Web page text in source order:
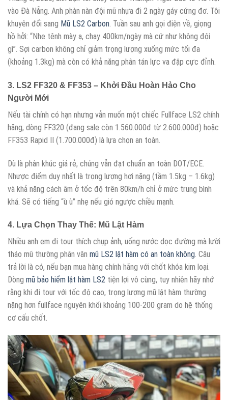
vào Đà Nẵng. Anh phàn nàn đội mũ nhựa đi 2 ngày gáy cứng đơ. Tôi
khuyên đổi sang Mũ LS2 Carbon. Tuần sau anh gọi điện về, giọng
hồ hởi: “Nhẹ tênh mày ạ, chạy 400km/ngày mà cứ như không đội
gì”. Sợi carbon không chỉ giảm trọng lượng xuống mức tối đa
(khoảng 1.3kg) mà còn có khả năng phân tán lực va đập cực đỉnh.
3. LS2 FF320 & FF353 – Khởi Đầu Hoàn Hảo Cho
Người Mới
Nếu tài chính có hạn nhưng vẫn muốn một chiếc Fullface LS2 chính
hãng, dòng FF320 (đang sale còn 1.560.000đ từ 2.600.000đ) hoặc
FF353 Rapid II (1.700.000đ) là lựa chọn an toàn.
Dù là phân khúc giá rẻ, chúng vẫn đạt chuẩn an toàn DOT/ECE.
Nhược điểm duy nhất là trọng lượng hơi nặng (tầm 1.5kg – 1.6kg)
và khả năng cách âm ở tốc độ trên 80km/h chỉ ở mức trung bình
khá. Sẽ có tiếng “ù ù” nhẹ nếu gió ngược chiều mạnh.
4. Lựa Chọn Thay Thế: Mũ Lật Hàm
Nhiều anh em đi tour thích chụp ảnh, uống nước dọc đường mà lười
tháo mũ thường phân vân mũ LS2 lật hàm có an toàn không. Câu
trả lời là có, nếu bạn mua hàng chính hãng với chốt khóa kim loại.
Dòng mũ bảo hiểm lật hàm LS2 tiện lợi vô cùng, tuy nhiên hãy nhớ
rằng khi đi tour với tốc độ cao, trọng lượng mũ lật hàm thường
nặng hơn fullface nguyên khối khoảng 100-200 gram do hệ thống
cơ cấu chốt.